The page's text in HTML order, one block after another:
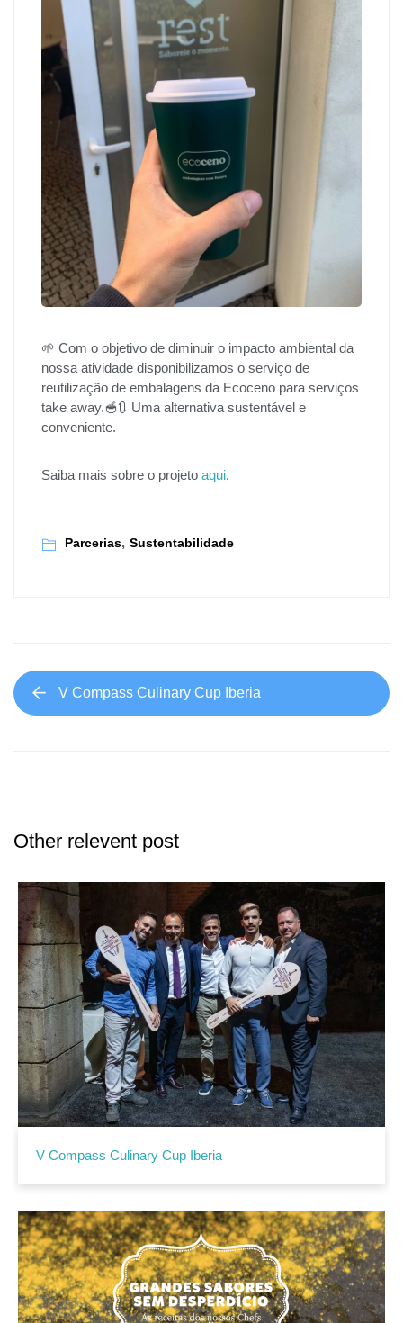
🌱 Com o objetivo de diminuir o impacto ambiental da
nossa atividade disponibilizamos o serviço de
reutilização de embalagens da Ecoceno para serviços
take away.🥣🔃 Uma alternativa sustentável e
conveniente.
Saiba mais sobre o projeto aqui.
Parcerias, Sustentabilidade
V Compass Culinary Cup Iberia
Other relevent post
V Compass Culinary Cup Iberia